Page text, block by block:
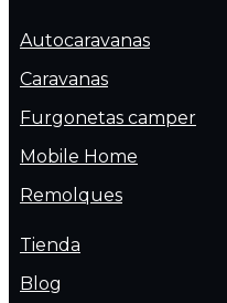
Autocaravanas
Caravanas
Furgonetas camper
Mobile Home
Remolques
Tienda
Blog